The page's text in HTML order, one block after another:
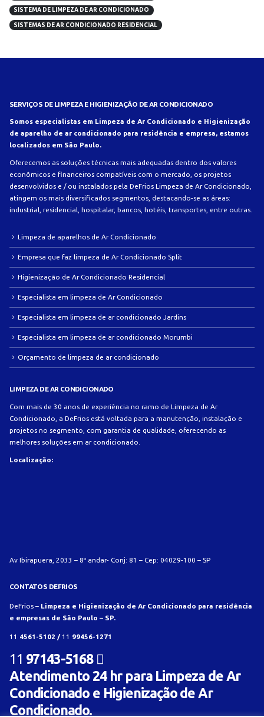
SISTEMA DE LIMPEZA DE AR CONDICIONADO
SISTEMAS DE AR CONDICIONADO RESIDENCIAL
SERVIÇOS DE LIMPEZA E HIGIENIZAÇÃO DE AR CONDICIONADO
Somos especialistas em Limpeza de Ar Condicionado e Higienização
de aparelho de ar condicionado para residência e empresa, estamos
localizados em São Paulo.
Oferecemos as soluções técnicas mais adequadas dentro dos valores
econômicos e financeiros compatíveis com o mercado, os projetos
desenvolvidos e / ou instalados pela DeFrios Limpeza de Ar Condicionado,
atingem os mais diversificados segmentos, destacando-se as áreas:
industrial, residencial, hospitalar, bancos, hotéis, transportes, entre outras.
Limpeza de aparelhos de Ar Condicionado
Empresa que faz limpeza de Ar Condicionado Split
Higienização de Ar Condicionado Residencial
Especialista em limpeza de Ar Condicionado
Especialista em limpeza de ar condicionado Jardins
Especialista em limpeza de ar condicionado Morumbi
Orçamento de limpeza de ar condicionado
LIMPEZA DE AR CONDICIONADO
Com mais de 30 anos de experiência no ramo de Limpeza de Ar
Condicionado, a DeFrios está voltada para a manutenção, instalação e
projetos no segmento, com garantia de qualidade, oferecendo as
melhores soluções em ar condicionado.
Localização:
Av Ibirapuera, 2033 – 8º andar- Conj: 81 – Cep: 04029-100 – SP
CONTATOS DEFRIOS
DeFrios – Limpeza e Higienização de Ar Condicionado para residência
e empresas de São Paulo – SP.
11 4561-5102 / 11 99456-1271
11 97143-5168
Atendimento 24 hr para Limpeza de Ar
Condicionado e Higienização de Ar
Condicionado.